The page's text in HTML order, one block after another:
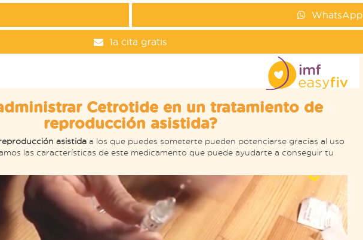
WhatsApp
1a cita gratis
Cetrotide en un tratamiento de
reproducción asistida?
asistida a los que puedes someterte pueden potenciarse gracias al uso
las características de este medicamento que puede ayudarte a conseguir tu